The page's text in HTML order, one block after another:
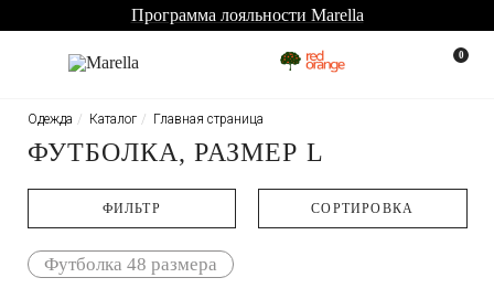
Программа лояльности Marella
0
Главная страница
Каталог
Одежда
ФУТБОЛКА, РАЗМЕР L
ФИЛЬТР CОРТИРОВКА
Футболка 48 размера